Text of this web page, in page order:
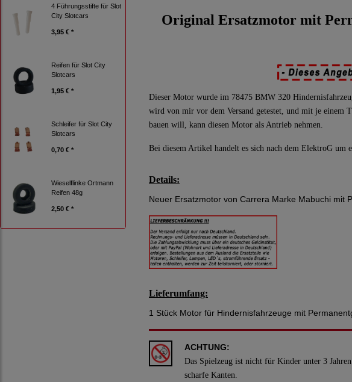
4 Führungsstifte für Slot
City Slotcars
3,95 € *
Reifen für Slot City
Slotcars
1,95 € *
Schleifer für Slot City
Slotcars
0,70 € *
Wieselflinke Ortmann
Reifen 48g
2,50 € *
Original Ersatzmotor mit
Dieser Motor wurde im 78475 BMW 320
wird von mir vor dem Versand getestet, und mit je einem
bauen will, kann diesen Motor als Antrieb nehmen.
Bei diesem Artikel handelt es sich nach dem ElektroG
Details:
Neuer Ersatzmotor von Carrera Marke Mabuchi mit
Lieferumfang:
1 Stück Motor für Hindernisfahrzeuge mit
ACHTUNG:
Das Spielzeug ist nicht für Kinder unter 3
scharfe Kanten.